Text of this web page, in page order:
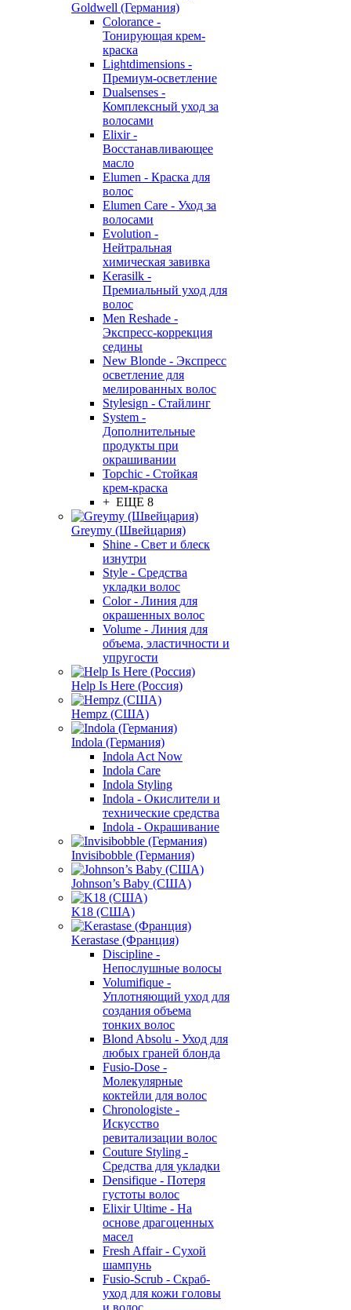
Goldwell (Германия)
Colorance -
Тонирующая крем-
краска
Lightdimensions -
Премиум-осветление
Dualsenses -
Комплексный уход за
волосами
Elixir -
Восстанавливающее
масло
Elumen - Краска для
волос
Elumen Care - Уход за
волосами
Evolution -
Нейтральная
химическая завивка
Kerasilk -
Премиальный уход для
волос
Men Reshade -
Экспресс-коррекция
седины
New Blonde - Экспресс
осветление для
мелированных волос
Stylesign - Стайлинг
System -
Дополнительные
продукты при
окрашивании
Topchic - Стойкая
крем-краска
+ ЕЩЕ 8
Greymy (Швейцария)
Shine - Свет и блеск
изнутри
Style - Средства
укладки волос
Color - Линия для
окрашенных волос
Volume - Линия для
объема, эластичности и
упругости
Help Is Here (Россия)
Hempz (США)
Indola (Германия)
Indola Act Now
Indola Care
Indola Styling
Indola - Окислители и
технические средства
Indola - Окрашивание
Invisibobble (Германия)
Johnson’s Baby (США)
K18 (США)
Kerastase (Франция)
Discipline -
Непослушные волосы
Volumifique -
Уплотняющий уход для
создания объема
тонких волос
Blond Absolu - Уход для
любых граней блонда
Fusio-Dose -
Молекулярные
коктейли для волос
Chronologiste -
Искусство
ревитализации волос
Couture Styling -
Средства для укладки
Densifique - Потеря
густоты волос
Elixir Ultime - На
основе драгоценных
масел
Fresh Affair - Сухой
шампунь
Fusio-Scrub - Скраб-
уход для кожи головы
и волос